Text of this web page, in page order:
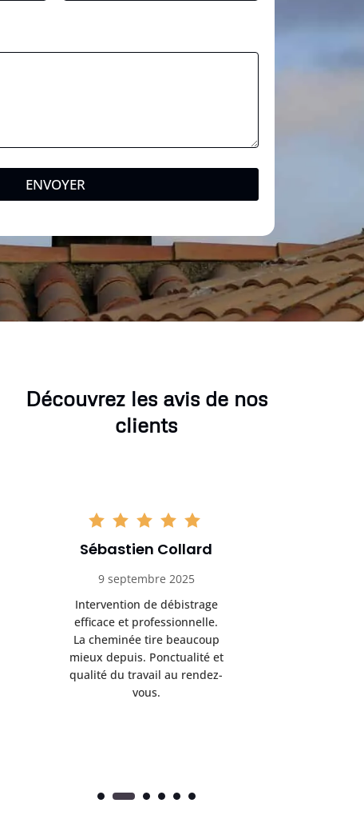
ENVOYER
Découvrez les avis de nos
clients
Sébastien Collard
9 septembre 2025
Intervention de débistrage
efficace et professionnelle.
La cheminée tire beaucoup
mieux depuis. Ponctualité et
qualité du travail au rendez-
vous.